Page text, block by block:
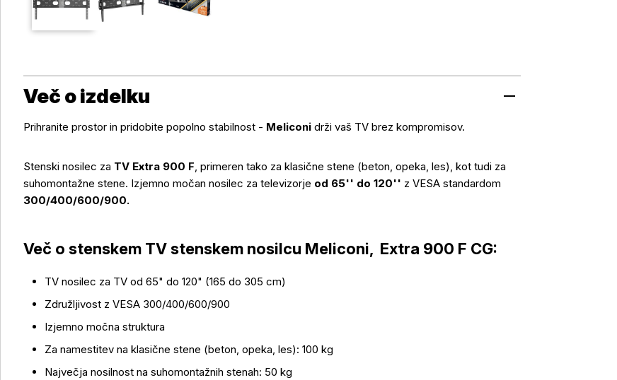
Več o izdelku
Prihranite prostor in pridobite popolno stabilnost - Meliconi drži vaš TV brez kompromisov.
Stenski nosilec za TV Extra 900 F, primeren tako za klasične stene (beton, opeka, les), kot tudi za
suhomontažne stene. Izjemno močan nosilec za televizorje od 65'' do 120'' z VESA standardom
300/400/600/900.
Več o stenskem TV stenskem nosilcu Meliconi, Extra 900 F CG:
TV nosilec za TV od 65" do 120" (165 do 305 cm)
Združljivost z VESA 300/400/600/900
Izjemno močna struktura
Za namestitev na klasične stene (beton, opeka, les): 100 kg
Največja nosilnost na suhomontažnih stenah: 50 kg